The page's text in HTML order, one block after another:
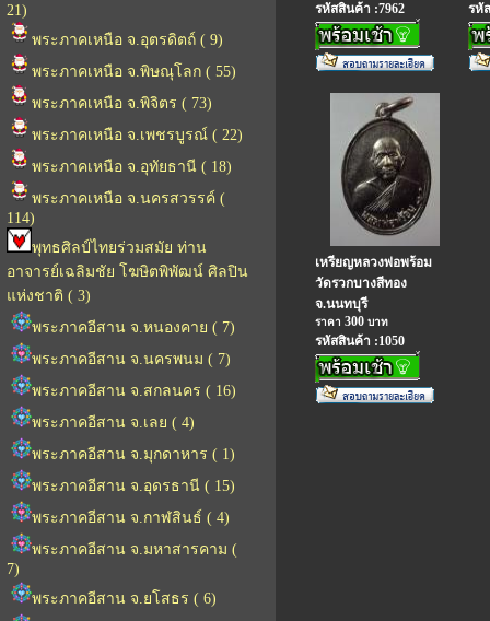
21)
พระภาคเหนือ จ.อุตรดิตถ์ ( 9)
พระภาคเหนือ จ.พิษณุโลก ( 55)
พระภาคเหนือ จ.พิจิตร ( 73)
พระภาคเหนือ จ.เพชรบูรณ์ ( 22)
พระภาคเหนือ จ.อุทัยธานี ( 18)
พระภาคเหนือ จ.นครสวรรค์ (
114)
พุทธศิลป์ไทยร่วมสมัย ท่าน
อาจารย์เฉลิมชัย โฆษิตพิพัฒน์ ศิลปิน
แห่งชาติ ( 3)
พระภาคอีสาน จ.หนองคาย ( 7)
พระภาคอีสาน จ.นครพนม ( 7)
พระภาคอีสาน จ.สกลนคร ( 16)
พระภาคอีสาน จ.เลย ( 4)
พระภาคอีสาน จ.มุกดาหาร ( 1)
พระภาคอีสาน จ.อุดรธานี ( 15)
พระภาคอีสาน จ.กาฬสินธ์ ( 4)
พระภาคอีสาน จ.มหาสารคาม (
7)
พระภาคอีสาน จ.ยโสธร ( 6)
รหัสสินค้า :7962 รหั
เหรียญหลวงพ่อพร้อม
วัดรวกบางสีทอง
จ.นนทบุรี
ราคา 300 บาท
รหัสสินค้า :1050